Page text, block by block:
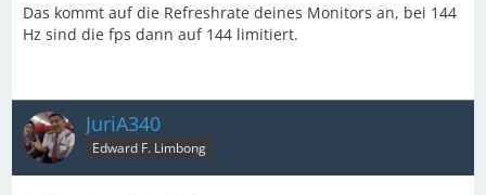
Das kommt auf die Refreshrate deines Monitors an, bei 144
Hz sind die fps dann auf 144 limitiert.
JuriA340
Edward F. Limbong